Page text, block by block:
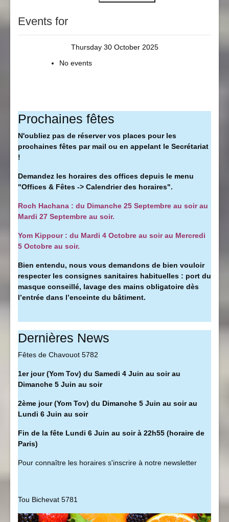
Events for
Thursday 30 October 2025
No events
Prochaines fêtes
N'oubliez pas de réserver vos places pour les
prochaines fêtes par mail ou en appelant le Secrétariat
!
Demandez les horaires des offices depuis le menu
"Offices & Fêtes -> Calendrier des horaires".
Roch Hachana : du Dimanche 25 Septembre au soir au
Mardi 27 Septembre au soir.
Yom Kippour : du Mardi 4 Octobre au soir au Mercredi
5 Octobre au soir.
Bien entendu, nous vous demandons de bien vouloir
respecter les consignes sanitaires habituelles : port du
masque conseillé, lavage des mains obligatoire dès
l’entrée dans l’enceinte du bâtiment.
Dernières News
Fêtes de Chavouot 5782
1er jour (Yom Tov) du Samedi 4 Juin au soir au
Dimanche 5 Juin au soir
2ème jour (Yom Tov) du Dimanche 5 Juin au soir au
Lundi 6 Juin au soir
Fin de la fête Lundi 6 Juin au soir à 22h55 (horaire de
Paris)
Pour connaître les horaires s'inscrire à notre newsletter
Tou Bichevat 5781